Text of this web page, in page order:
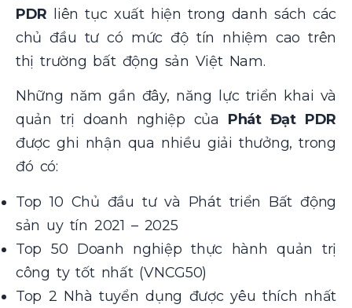
PDR liên tục xuất hiện trong danh sách các
chủ đầu tư có mức độ tín nhiệm cao trên
thị trường bất động sản Việt Nam.
Những năm gần đây, năng lực triển khai và
quản trị doanh nghiệp của Phát Đạt PDR
được ghi nhận qua nhiều giải thưởng, trong
đó có:
Top 10 Chủ đầu tư và Phát triển Bất động
sản uy tín 2021 – 2025
Top 50 Doanh nghiệp thực hành quản trị
công ty tốt nhất (VNCG50)
Top 2 Nhà tuyển dụng được yêu thích nhất